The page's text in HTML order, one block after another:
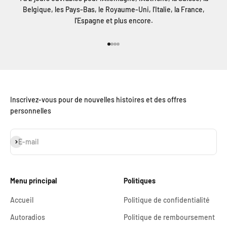
Belgique, les Pays-Bas, le Royaume-Uni, l'Italie, la France,
l'Espagne et plus encore.
Inscrivez-vous pour de nouvelles histoires et des offres
personnelles
E-mail
S'inscrire
Menu principal
Accueil
Autoradios
Politiques
Politique de confidentialité
Politique de remboursement